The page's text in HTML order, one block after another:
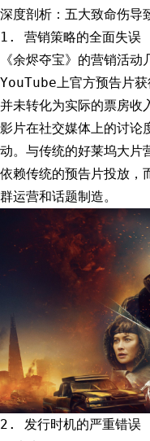
深度剖析：五大致命伤导
1. 营销策略的全面失误
《余烬夺宝》的营销活
YouTube上官方预告片
并未转化为实际的票房收
影片在社交媒体上的讨论
动。与传统的好莱坞大片
依赖传统的预告片投放，
群运营和话题制造。
2. 发行时机的严重错误